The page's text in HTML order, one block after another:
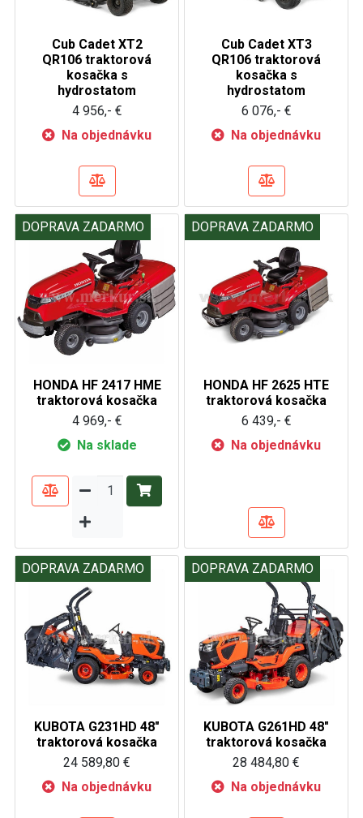
Cub Cadet XT2
QR106 traktorová
kosačka s
hydrostatom
4 956,- €
Na objednávku
Cub Cadet XT3
QR106 traktorová
kosačka s
hydrostatom
6 076,- €
Na objednávku
DOPRAVA ZADARMO
HONDA HF 2417 HME
traktorová kosačka
4 969,- €
Na sklade
DOPRAVA ZADARMO
HONDA HF 2625 HTE
traktorová kosačka
6 439,- €
Na objednávku
DOPRAVA ZADARMO
KUBOTA G231HD 48"
traktorová kosačka
24 589,80 €
Na objednávku
DOPRAVA ZADARMO
KUBOTA G261HD 48"
traktorová kosačka
28 484,80 €
Na objednávku